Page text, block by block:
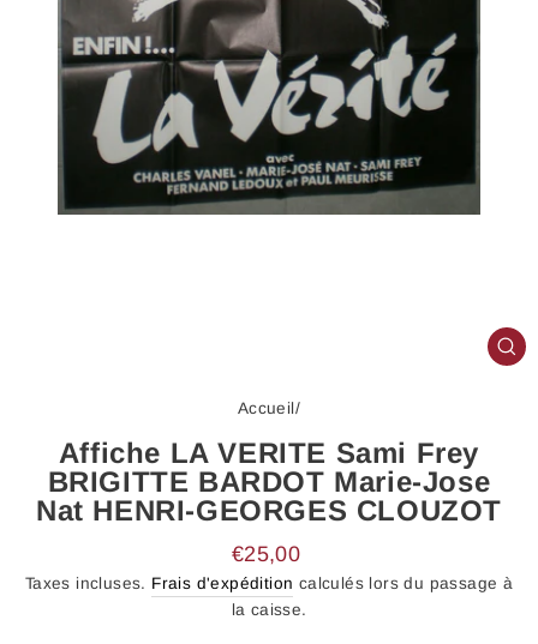
Accueil/
Affiche LA VERITE Sami Frey
BRIGITTE BARDOT Marie-Jose
Nat HENRI-GEORGES CLOUZOT
Prix
régulier
€25,00
Taxes incluses. Frais d'expédition calculés lors du passage à
la caisse.